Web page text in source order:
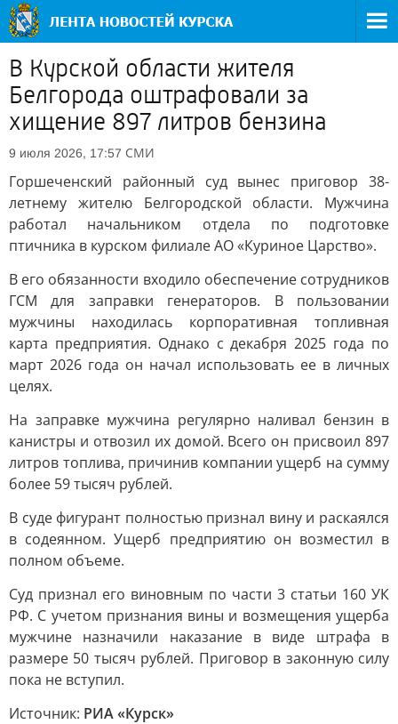
В Курской области жителя
Белгорода оштрафовали за
хищение 897 литров бензина
9 июля 2026, 17:57 СМИ
Горшеченский районный суд вынес приговор 38-
летнему жителю Белгородской области. Мужчина
работал начальником отдела по подготовке
птичника в курском филиале АО «Куриное Царство».
В его обязанности входило обеспечение сотрудников
ГСМ для заправки генераторов. В пользовании
мужчины находилась корпоративная топливная
карта предприятия. Однако с декабря 2025 года по
март 2026 года он начал использовать ее в личных
целях.
На заправке мужчина регулярно наливал бензин в
канистры и отвозил их домой. Всего он присвоил 897
литров топлива, причинив компании ущерб на сумму
более 59 тысяч рублей.
В суде фигурант полностью признал вину и раскаялся
в содеянном. Ущерб предприятию он возместил в
полном объеме.
Суд признал его виновным по части 3 статьи 160 УК
РФ. С учетом признания вины и возмещения ущерба
мужчине назначили наказание в виде штрафа в
размере 50 тысяч рублей. Приговор в законную силу
пока не вступил.
Источник: РИА «Курск»